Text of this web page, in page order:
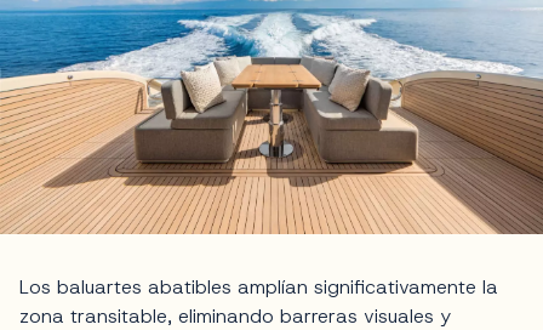
Los baluartes abatibles amplían significativamente la
zona transitable, eliminando barreras visuales y